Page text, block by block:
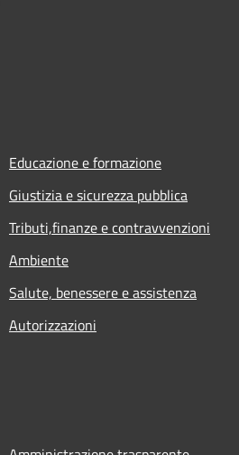
Educazione e formazione
Giustizia e sicurezza pubblica
Tributi,finanze e contravvenzioni
Ambiente
Salute, benessere e assistenza
Autorizzazioni